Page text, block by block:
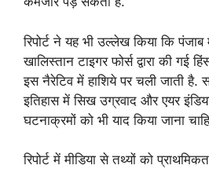
रिपोर्ट ने यह भी उल्लेख किया कि
खालिस्तान टाइगर फोर्स द्वारा की गई
इस नैरेटिव में हाशिये पर चली जाती है.
इतिहास में सिख उग्रवाद और एयर
घटनाक्रमों को भी याद किया जाना
रिपोर्ट में मीडिया से तथ्यों को